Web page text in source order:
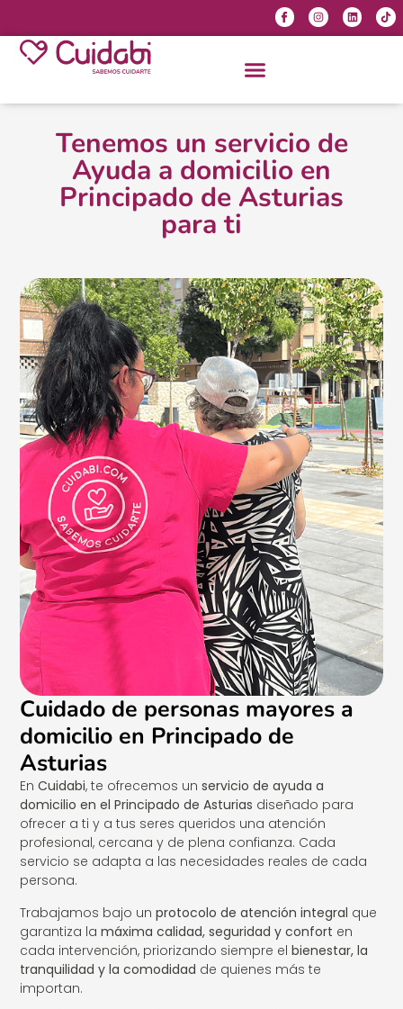
Tenemos un servicio de
Ayuda a domicilio en
Principado de Asturias
para ti
Cuidado de personas mayores a
domicilio en Principado de
Asturias
EnCuidabi, te ofrecemos unservicio de ayuda a
domicilio en el Principado de Asturias diseñado para
ofrecer a ti y a tus seres queridos una atención
profesional, cercana y de plena confianza. Cada
servicio se adapta a las necesidades reales de cada
persona.
Trabajamos bajo unprotocolo de atención integral que
garantiza lamáxima calidad, seguridad y confort en
cada intervención, priorizando siempre elbienestar, la
tranquilidad y la comodidad de quienes más te
importan.